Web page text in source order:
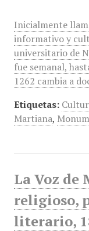
Inicialmente
informativo y
universitario de
fue semanal,
1262 cambia a
Etiquetas:
Martiana,
La Voz de
religioso,
literario,